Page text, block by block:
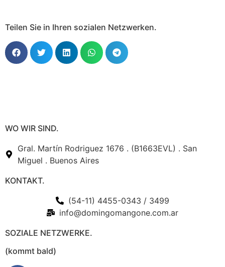
Teilen Sie in Ihren sozialen Netzwerken.
WO WIR SIND.
Gral. Martín Rodriguez 1676 . (B1663EVL) . San
Miguel . Buenos Aires
KONTAKT.
(54-11) 4455-0343 / 3499
info@domingomangone.com.ar
SOZIALE NETZWERKE.
(kommt bald)